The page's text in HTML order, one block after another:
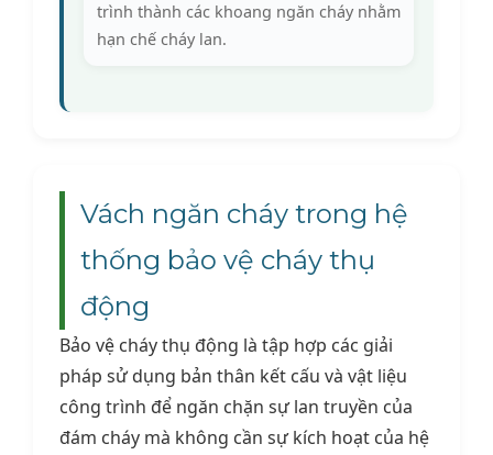
trình thành các khoang ngăn cháy nhằm
hạn chế cháy lan.
Vách ngăn cháy trong hệ
thống bảo vệ cháy thụ
động
Bảo vệ cháy thụ động là tập hợp các giải
pháp sử dụng bản thân kết cấu và vật liệu
công trình để ngăn chặn sự lan truyền của
đám cháy mà không cần sự kích hoạt của hệ